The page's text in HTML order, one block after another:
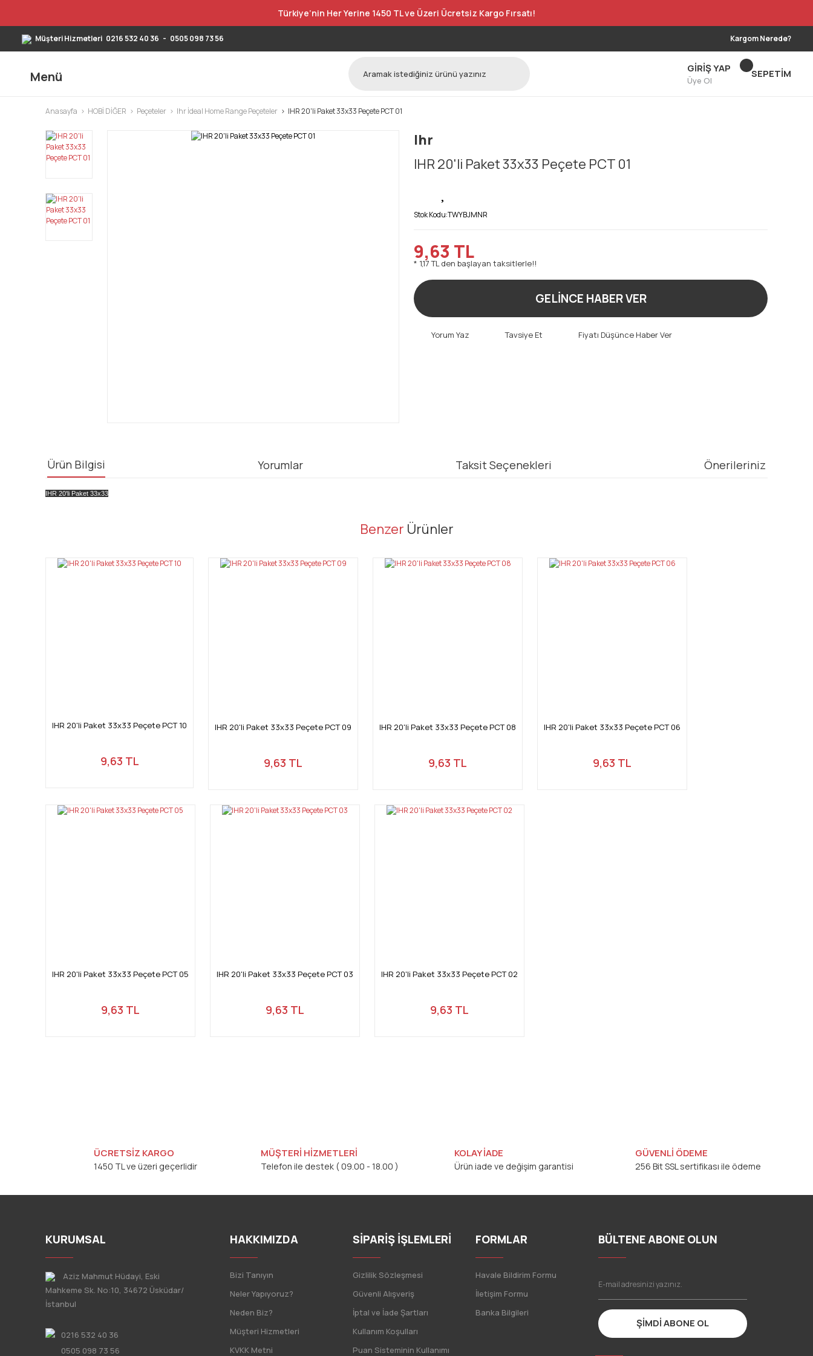
Türkiye’nin Her Yerine 1450 TL ve Üzeri Ücretsiz Kargo Fırsatı!
Müşteri Hizmetleri 0216 532 40 36 - 0505 098 73 56 Kargom Nerede?
Menü
GİRİŞ YAP
Üye Ol
SEPETİM
Anasayfa HOBİ DİĞER Peçeteler Ihr İdeal Home Range Peçeteler IHR 20'li Paket 33x33 Peçete PCT 01
Ihr
IHR 20'li Paket 33x33 Peçete PCT 01
Stok Kodu:TWYBJMNR
9,63 TL
* 1,17 TL den başlayan taksitlerle!!
GELİNCE HABER VER
Yorum Yaz Tavsiye Et Fiyatı Düşünce Haber Ver
Ürün Bilgisi Yorumlar Taksit Seçenekleri Önerileriniz
IHR 20'li Paket 33x33
Bu ürünün fiyat bilgisi, resim, ürün açıklamalarında ve diğer konularda yetersiz gördüğünüz noktaları öneri formunu kullanarak tarafımıza iletebilirsiniz.
Ürün resmi kalitesiz, bozuk veya görüntülenemiyor.
Benzer Ürünler
IHR 20'li Paket 33x33 Peçete PCT 10
9,63 TL
IHR 20'li Paket 33x33 Peçete PCT 09
9,63 TL
IHR 20'li Paket 33x33 Peçete PCT 08
9,63 TL
IHR 20'li Paket 33x33 Peçete PCT 06
9,63 TL
IHR 20'li Paket 33x33 Peçete PCT 05
9,63 TL
IHR 20'li Paket 33x33 Peçete PCT 03
9,63 TL
IHR 20'li Paket 33x33 Peçete PCT 02
9,63 TL
ÜCRETSİZ KARGO
1450 TL ve üzeri geçerlidir
MÜŞTERİ HİZMETLERİ
Telefon ile destek ( 09.00 - 18.00 )
KOLAY İADE
Ürün iade ve değişim garantisi
GÜVENLİ ÖDEME
256 Bit SSL sertifikası ile ödeme
KURUMSAL
Aziz Mahmut Hüdayi, Eski
Mahkeme Sk. No:10, 34672 Üsküdar/
İstanbul
0216 532 40 36
0505 098 73 56
HAKKIMIZDA
Bizi Tanıyın
Neler Yapıyoruz?
Neden Biz?
Müşteri Hizmetleri
KVKK Metni
SİPARİŞ İŞLEMLERİ
Gizlilik Sözleşmesi
Güvenli Alışveriş
İptal ve İade Şartları
Kullanım Koşulları
Puan Sisteminin Kullanımı
FORMLAR
Havale Bildirim Formu
İletişim Formu
Banka Bilgileri
BÜLTENE ABONE OLUN
ŞİMDİ ABONE OL